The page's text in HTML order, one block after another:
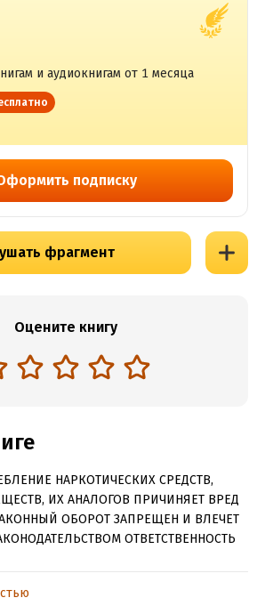
и аудиокнигам от 1 месяца
подписку
фрагмент
Оцените книгу
НАРКОТИЧЕСКИХ СРЕДСТВ,
ИХ АНАЛОГОВ ПРИЧИНЯЕТ ВРЕД
ОБОРОТ ЗАПРЕЩЕН И ВЛЕЧЕТ
ОТВЕТСТВЕННОСТЬ
А потом он уехал, но перед этим взял с